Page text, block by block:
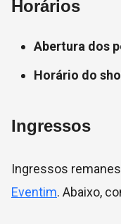
Horários
Abertura dos
Horário do
Ingressos
Ingressos
Eventim. Abaixo,